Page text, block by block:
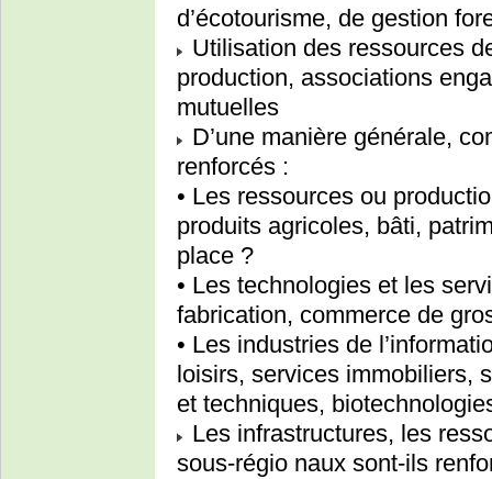
d’écotourisme, de gestion
Utilisation des ressources
production, associations
mutuelles
D’une manière générale,
renforcés :
• Les ressources ou
produits agricoles, bâti,
place ?
• Les technologies et les
fabrication, commerce de
• Les industries de
loisirs, services immobiliers,
et techniques,
Les infrastructures, les
sous-régio naux sont-ils